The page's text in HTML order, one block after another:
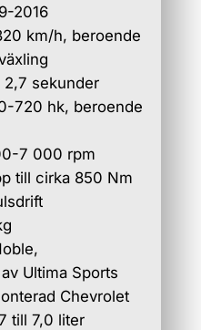
2016
km/h, beroende
2,7 sekunder
720 hk, beroende
7 000 rpm
till cirka 850 Nm
Ultima Sports
Chevrolet
till 7,0 liter